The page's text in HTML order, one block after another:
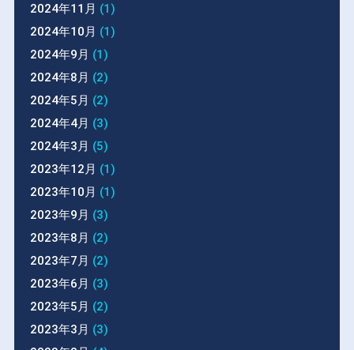
2024年11月 (1)
2024年10月 (1)
2024年9月 (1)
2024年8月 (2)
2024年5月 (2)
2024年4月 (3)
2024年3月 (5)
2023年12月 (1)
2023年10月 (1)
2023年9月 (3)
2023年8月 (2)
2023年7月 (2)
2023年6月 (3)
2023年5月 (2)
2023年3月 (3)